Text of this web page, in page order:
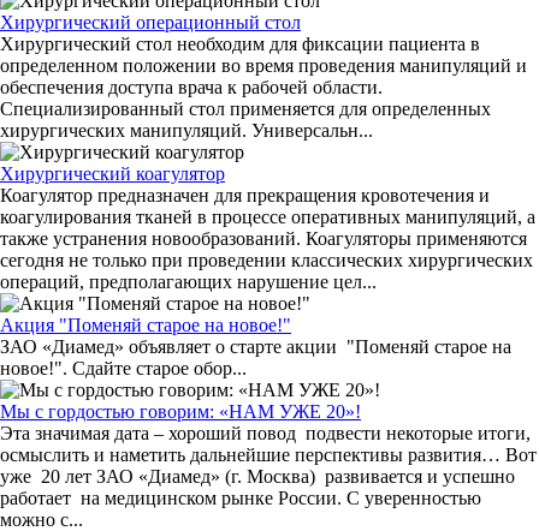
Хирургический операционный стол
Хирургический стол необходим для фиксации пациента в
определенном положении во время проведения манипуляций и
обеспечения доступа врача к рабочей области.
Специализированный стол применяется для определенных
хирургических манипуляций. Универсальн...
Хирургический коагулятор
Коагулятор предназначен для прекращения кровотечения и
коагулирования тканей в процессе оперативных манипуляций, а
также устранения новообразований. Коагуляторы применяются
сегодня не только при проведении классических хирургических
операций, предполагающих нарушение цел...
Акция "Поменяй старое на новое!"
ЗАО «Диамед» объявляет о старте акции "Поменяй старое на
новое!". Сдайте старое обор...
Мы с гордостью говорим: «НАМ УЖЕ 20»!
Эта значимая дата – хороший повод подвести некоторые итоги,
осмыслить и наметить дальнейшие перспективы развития… Вот
уже 20 лет ЗАО «Диамед» (г. Москва) развивается и успешно
работает на медицинском рынке России. С уверенностью
можно с...